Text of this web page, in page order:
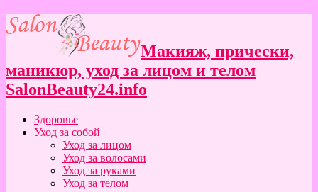
Макияж, прически,
маникюр, уход за лицом и телом
SalonBeauty24.info
Здоровье
Уход за собой
Уход за лицом
Уход за волосами
Уход за руками
Уход за телом